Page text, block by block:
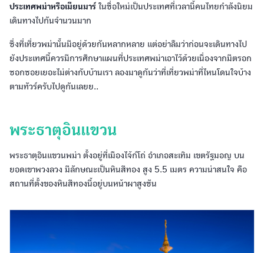
ประเทศพม่าหรือเมียนมาร์ ในชื่อใหม่เป็นประเทศที่เวลานี้คนไทยกำลังนิยม
เดินทางไปกันจำนวนมาก
ซึ่งที่เที่ยวพม่านั้นมีอยู่ด้วยกันหลากหลาย แต่อย่าลืมว่าก่อนจะเดินทางไป
ยังประเทศนี้ควรมีการศึกษาแผนที่ประเทศพม่าเอาไว้ด้วยเนื่องจากมีตรอก
ซอกซอยเยอะไม่ต่างกับบ้านเรา ลองมาดูกันว่าที่เที่ยวพม่าที่ไหนโดนใจบ้าง
ตามทัวร์ครับไปดูกันเลยย..
พระธาตุอินแขวน
พระธาตุอินแขวนพม่า ตั้งอยู่ที่เมืองไจ้ก์โถ่ อำเภอสะเทิม เขตรัฐมอญ บน
ยอดเขาพวงลวง มีลักษณะเป็นหินสีทอง สูง 5.5 เมตร ความน่าสนใจ คือ
สถานที่ตั้งของหินสีทองนี้อยู่บนหน้าผาสูงชัน